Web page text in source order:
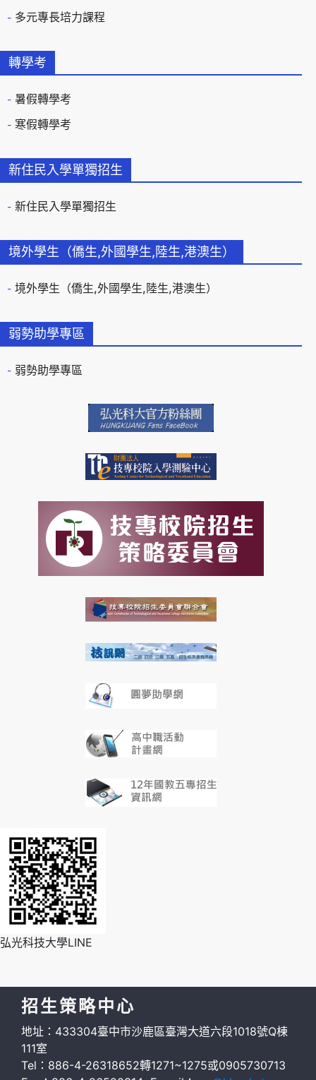
多元專長培力課程
轉學考
暑假轉學考
寒假轉學考
新住民入學單獨招生
新住民入學單獨招生
境外學生（僑生,外國學生,陸生,港澳生）
境外學生（僑生,外國學生,陸生,港澳生）
弱勢助學專區
弱勢助學專區
弘光科技大學LINE
招生策略中心
地址：433304臺中市沙鹿區臺灣大道六段1018號Q棟
111室
Tel：886-4-26318652轉1271~1275或0905730713